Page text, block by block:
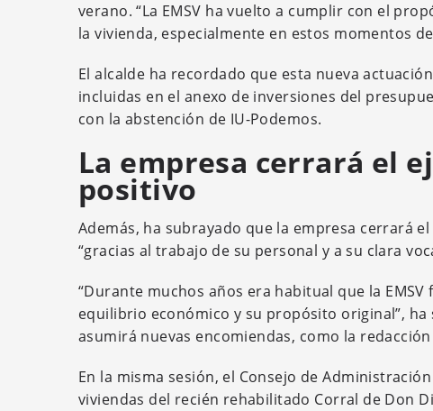
verano. “La EMSV ha vuelto a cumplir con el
la vivienda, especialmente en estos momentos
El alcalde ha recordado que esta nueva
incluidas en el anexo de inversiones del
con la abstención de IU-Podemos.
La empresa cerrará el
positivo
Además, ha subrayado que la empresa cerrará
“gracias al trabajo de su personal y a su clara
“Durante muchos años era habitual que la
equilibrio económico y su propósito original”,
asumirá nuevas encomiendas, como la
En la misma sesión, el Consejo de
viviendas del recién rehabilitado Corral de Don